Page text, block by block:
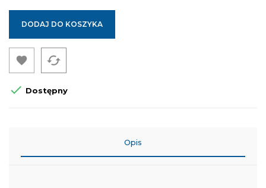
DODAJ DO KOSZYKA
 cached
 Dostępny
Opis